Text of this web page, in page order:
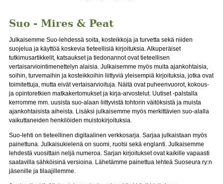
Suo - Mires & Peat
Julkaisemme Suo-lehdessä soita, kosteikkoja ja turvetta sekä niiden
suojelua ja käyttöä koskevia tieteellisiä kirjoituksia. Alkuperäiset
tutkimusartikkelit, katsaukset ja tiedonannot ovat tieteellisen
vertaisarviointimenettelyn alaisia. Julkaisemme myös muita ajankohtaisia,
soihin, turvemaihin ja kosteikkoihin liittyviä yleisempiä kirjoituksia, jotka ovat
toimitettuja, mutta eivät vertaisarvioituja. Näitä ovat puheenvuorot, kokous-
ja opintoretkien matkakertomukset ja kirja-arvostelut. Uutiset -palstalla
kerromme mm. uusista suo-alaan liittyvistä tohtorin väitöksistä ja muista
ajankohtaisista aiheista. Lisäksi julkaisemme myös merkittävien suo-alalla
vaikuttaneiden henkilöiden muistokirjoituksia.
Suo-lehti on tieteellinen digitaalinen verkkosarja. Sarjaa julkaistaan myös
painettuna. Julkaisukielenä on suomi, ruotsi sekä englanti. Julkaisemme
lehdestä vuosittain neljä numeroa. Sarjan kirjoitukset ovat kaikille vapaasti
saatavilla sähköisinä versioina. Lähetämme painettua lehteä Suoseura ry:n
jäsenille ja tilaajillemme.